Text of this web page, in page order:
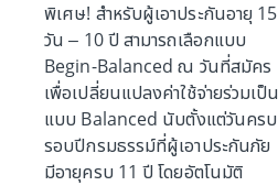
พิเศษ! สำหรับผู้เอาประกันอายุ 15
วัน – 10 ปี สามารถเลือกแบบ
Begin-Balanced ณ วันที่สมัคร
เพื่อเปลี่ยนแปลงค่าใช้จ่ายร่วมเป็น
แบบ Balanced นับตั้งแต่วันครบ
รอบปีกรมธรรม์ที่ผู้เอาประกันภัย
มีอายุครบ 11 ปี โดยอัตโนมัติ